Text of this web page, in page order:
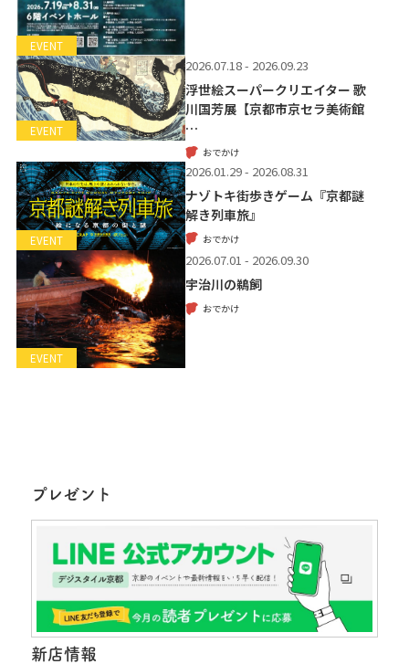
EVENT
EVENT
2026.07.18 - 2026.09.23
浮世絵スーパークリエイター 歌
川国芳展【京都市京セラ美術館
…
おでかけ
EVENT
2026.01.29 - 2026.08.31
ナゾトキ街歩きゲーム『京都謎
解き列車旅』
おでかけ
EVENT
2026.07.01 - 2026.09.30
宇治川の鵜飼
おでかけ
プレゼント
新店情報